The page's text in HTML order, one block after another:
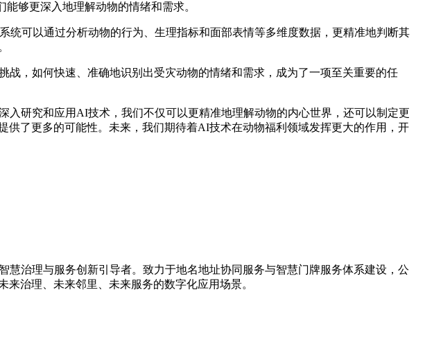
够更深入地理解动物的情绪和需求。
可以通过分析动物的行为、生理指标和面部表情等多维度数据，更精准地判断其
，如何快速、准确地识别出受灾动物的情绪和需求，成为了一项至关重要的任
究和应用AI技术，我们不仅可以更精准地理解动物的内心世界，还可以制定更
了更多的可能性。未来，我们期待着AI技术在动物福利领域发挥更大的作用，开
慧治理与服务创新引导者。致力于地名地址协同服务与智慧门牌服务体系建设，公
治理、未来邻里、未来服务的数字化应用场景。